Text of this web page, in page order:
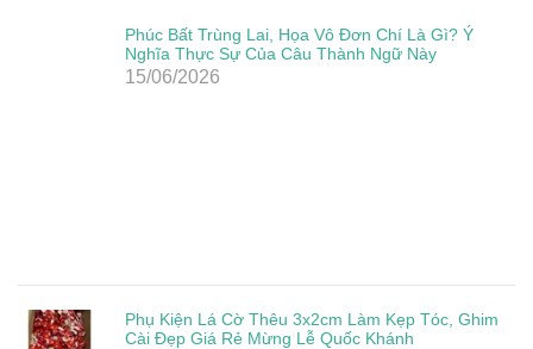
Phúc Bất Trùng Lai, Họa Vô Đơn Chí Là Gì? Ý
Nghĩa Thực Sự Của Câu Thành Ngữ Này
15/06/2026
Phụ Kiện Lá Cờ Thêu 3x2cm Làm Kẹp Tóc, Ghim
Cài Đẹp Giá Rẻ Mừng Lễ Quốc Khánh